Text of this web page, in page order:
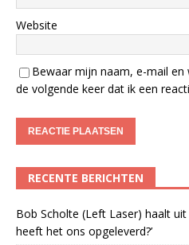
Website
Bewaar mijn naam, e-mail
de volgende keer dat ik een
RECENTE BERICHTEN
Bob Scholte (Left Laser) haalt uit
heeft het ons opgeleverd?’